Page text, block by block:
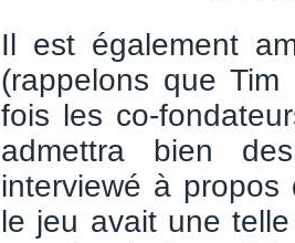
Il est également
(rappelons que
fois les co-
admettra bien
interviewé à
le jeu avait une